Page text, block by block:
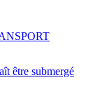
être submergé